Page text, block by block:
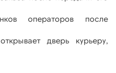
операторов после
дверь курьеру,